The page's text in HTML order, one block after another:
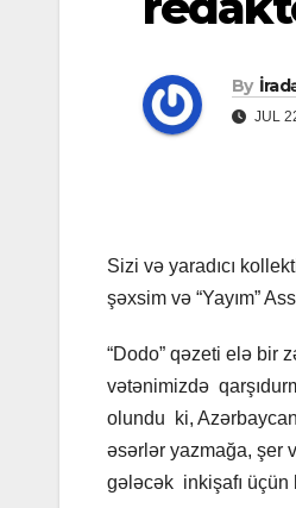
By
JUL
Sizi və yaradıcı
şəxsim və “Yayım”
“Dodo” qəzeti elə bir
vətənimizdə
olundu ki,
əsərlər yazmağa, şer
gələcək inkişafı üçün